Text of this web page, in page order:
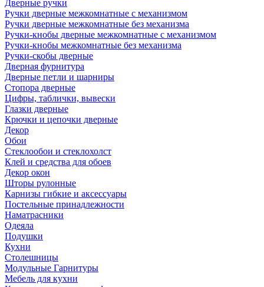
Дверные ручки
Ручки дверные межкомнатные с механизмом
Ручки дверные межкомнатные без механизма
Ручки-кнобы дверные межкомнатные с механизмом
Ручки-кнобы межкомнатные без механизма
Ручки-скобы дверные
Дверная фурнитура
Дверные петли и шарниры
Стопора дверные
Цифры, таблички, вывески
Глазки дверные
Крючки и цепочки дверные
Декор
Обои
Стеклообои и стеклохолст
Клей и средства для обоев
Декор окон
Шторы рулонные
Карнизы гибкие и аксессуары
Постельные принадлежности
Наматрасники
Одеяла
Подушки
Кухни
Столешницы
Модульные Гарнитуры
Мебель для кухни